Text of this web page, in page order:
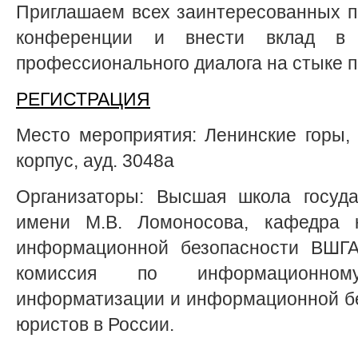
Приглашаем всех заинтересованных
конференции и внести вклад в
профессионального диалога на стыке
РЕГИСТРАЦИЯ
Место мероприятия: Ленинские
корпус, ауд. 3048а
Организаторы: Высшая школа
имени М.В. Ломоносова, кафедра
информационной безопасности
комиссия по
информатизации и информационной
юристов в России.